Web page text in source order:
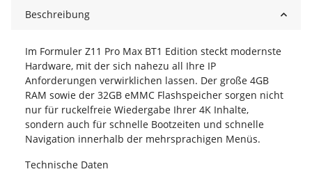
Beschreibung
Im Formuler Z11 Pro Max BT1 Edition steckt modernste
Hardware, mit der sich nahezu all Ihre IP
Anforderungen verwirklichen lassen. Der große 4GB
RAM sowie der 32GB eMMC Flashspeicher sorgen nicht
nur für ruckelfreie Wiedergabe Ihrer 4K Inhalte,
sondern auch für schnelle Bootzeiten und schnelle
Navigation innerhalb der mehrsprachigen Menüs.
Technische Daten